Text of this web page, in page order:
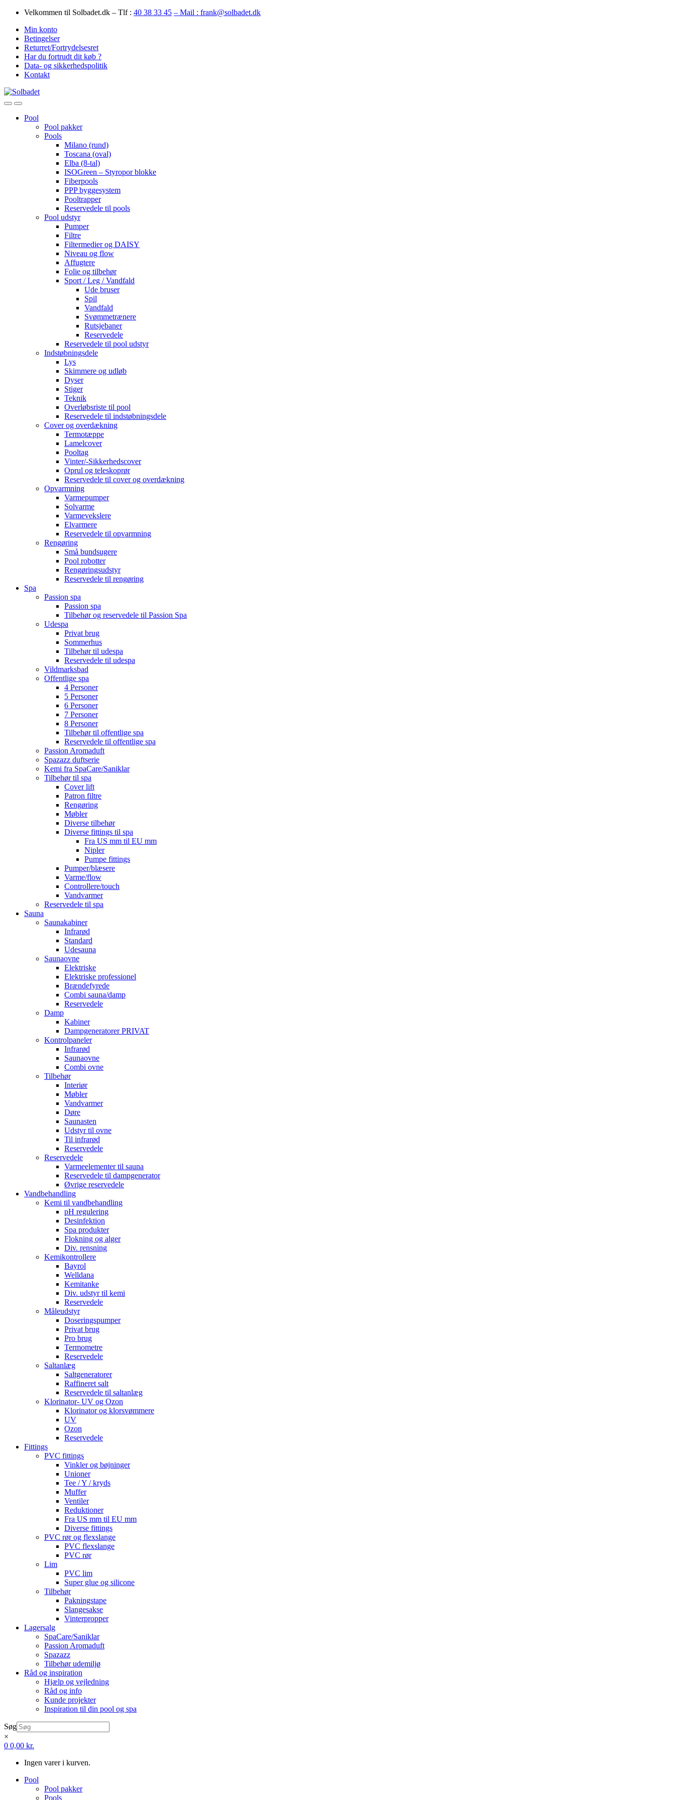
Skip
navigation
Skip
content
Velkommen til Solbadet.dk – Tlf : 40 38 33 45 – Mail : frank@solbadet.dk
Min konto
Betingelser
Returret/Fortrydelsesret
Har du fortrudt dit køb ?
Data- og sikkerhedspolitik
Kontakt
OpenClose
Pool
Pool pakker
Pools
Milano (rund)
Toscana (oval)
Elba (8-tal)
ISOGreen – Styropor blokke
Fiberpools
PPP byggesystem
Pooltrapper
Reservedele til pools
Pool udstyr
Pumper
Filtre
Filtermedier og DAISY
Niveau og flow
Affugtere
Folie og tilbehør
Sport / Leg / Vandfald
Ude bruser
Spil
Vandfald
Svømmetrænere
Rutsjebaner
Reservedele
Reservedele til pool udstyr
Indstøbningsdele
Lys
Skimmere og udløb
Dyser
Stiger
Teknik
Overløbsriste til pool
Reservedele til indstøbningsdele
Cover og overdækning
Termotæppe
Lamelcover
Pooltag
Vinter/-Sikkerhedscover
Oprul og teleskoprør
Reservedele til cover og overdækning
Opvarmning
Varmepumper
Solvarme
Varmevekslere
Elvarmere
Reservedele til opvarmning
Rengøring
Små bundsugere
Pool robotter
Rengøringsudstyr
Reservedele til rengøring
Spa
Passion spa
Passion spa
Tilbehør og reservedele til Passion Spa
Udespa
Privat brug
Sommerhus
Tilbehør til udespa
Reservedele til udespa
Vildmarksbad
Offentlige spa
4 Personer
5 Personer
6 Personer
7 Personer
8 Personer
Tilbehør til offentlige spa
Reservedele til offentlige spa
Passion Aromaduft
Spazazz duftserie
Kemi fra SpaCare/Saniklar
Tilbehør til spa
Cover lift
Patron filtre
Rengøring
Møbler
Diverse tilbehør
Diverse fittings til spa
Fra US mm til EU mm
Nipler
Pumpe fittings
Pumper/blæsere
Varme/flow
Controllere/touch
Vandvarmer
Reservedele til spa
Sauna
Saunakabiner
Infrarød
Standard
Udesauna
Saunaovne
Elektriske
Elektriske professionel
Brændefyrede
Combi sauna/damp
Reservedele
Damp
Kabiner
Dampgeneratorer PRIVAT
Kontrolpaneler
Infrarød
Saunaovne
Combi ovne
Tilbehør
Interiør
Møbler
Vandvarmer
Døre
Saunasten
Udstyr til ovne
Til infrarød
Reservedele
Reservedele
Varmeelementer til sauna
Reservedele til dampgenerator
Øvrige reservedele
Vandbehandling
Kemi til vandbehandling
pH regulering
Desinfektion
Spa produkter
Flokning og alger
Div. rensning
Kemikontrollere
Bayrol
Welldana
Kemitanke
Div. udstyr til kemi
Reservedele
Måleudstyr
Doseringspumper
Privat brug
Pro brug
Termometre
Reservedele
Saltanlæg
Saltgeneratorer
Raffineret salt
Reservedele til saltanlæg
Klorinator- UV og Ozon
Klorinator og klorsvømmere
UV
Ozon
Reservedele
Fittings
PVC fittings
Vinkler og bøjninger
Unioner
Tee / Y / kryds
Muffer
Ventiler
Reduktioner
Fra US mm til EU mm
Diverse fittings
PVC rør og flexslange
PVC flexslange
PVC rør
Lim
PVC lim
Super glue og silicone
Tilbehør
Pakningstape
Slangesakse
Vinterpropper
Lagersalg
SpaCare/Saniklar
Passion Aromaduft
Spazazz
Tilbehør udemiljø
Råd og inspiration
Hjælp og vejledning
Råd og info
Kunde projekter
Inspiration til din pool og spa
Søg
×
0 0,00 kr.
Ingen varer i kurven.
Pool
Pool pakker
Pools